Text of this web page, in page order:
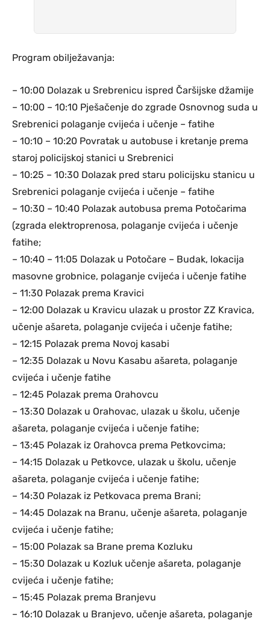
Program obilježavanja:
– 10:00 Dolazak u Srebrenicu ispred Čaršijske džamije
– 10:00 – 10:10 Pješačenje do zgrade Osnovnog suda u
Srebrenici polaganje cvijeća i učenje – fatihe
– 10:10 – 10:20 Povratak u autobuse i kretanje prema
staroj policijskoj stanici u Srebrenici
– 10:25 – 10:30 Dolazak pred staru policijsku stanicu u
Srebrenici polaganje cvijeća i učenje – fatihe
– 10:30 – 10:40 Polazak autobusa prema Potočarima
(zgrada elektroprenosa, polaganje cvijeća i učenje
fatihe;
– 10:40 – 11:05 Dolazak u Potočare – Budak, lokacija
masovne grobnice, polaganje cvijeća i učenje fatihe
– 11:30 Polazak prema Kravici
– 12:00 Dolazak u Kravicu ulazak u prostor ZZ Kravica,
učenje ašareta, polaganje cvijeća i učenje fatihe;
– 12:15 Polazak prema Novoj kasabi
– 12:35 Dolazak u Novu Kasabu ašareta, polaganje
cvijeća i učenje fatihe
– 12:45 Polazak prema Orahovcu
– 13:30 Dolazak u Orahovac, ulazak u školu, učenje
ašareta, polaganje cvijeća i učenje fatihe;
– 13:45 Polazak iz Orahovca prema Petkovcima;
– 14:15 Dolazak u Petkovce, ulazak u školu, učenje
ašareta, polaganje cvijeća i učenje fatihe;
– 14:30 Polazak iz Petkovaca prema Brani;
– 14:45 Dolazak na Branu, učenje ašareta, polaganje
cvijeća i učenje fatihe;
– 15:00 Polazak sa Brane prema Kozluku
– 15:30 Dolazak u Kozluk učenje ašareta, polaganje
cvijeća i učenje fatihe;
– 15:45 Polazak prema Branjevu
– 16:10 Dolazak u Branjevo, učenje ašareta, polaganje